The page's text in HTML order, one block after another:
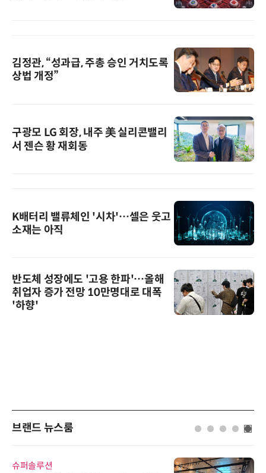
김정관, “성과급, 주총 승인 거치도록
상법 개정”
구광모 LG 회장, 내주 美 실리콘밸리
서 젠슨 황 재회동
K배터리 밸류체인 '시차'…셀은 웃고
소재는 아직
반도체 성장에도 '고용 한파'…올해
취업자 증가 전망 10만명대로 대폭
'하향'
브랜드 뉴스룸
슈퍼솔루션